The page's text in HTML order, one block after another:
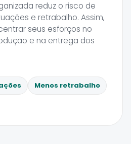
reduz o risco de
e retrabalho. Assim,
seus esforços no
e na entrega dos
Menos retrabalho